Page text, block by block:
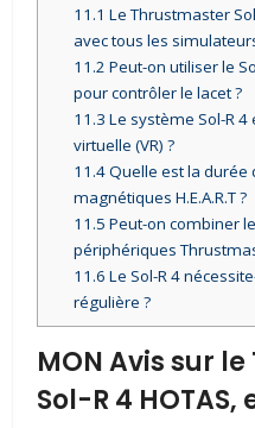
11.1 Le Thrustmaster
avec tous les
11.2 Peut-on utiliser le
pour contrôler le lacet ?
11.3 Le système Sol-R
virtuelle (VR) ?
11.4Quelle est la durée
magnétiques H.E.A.R.T ?
11.5 Peut-on combiner
périphériques
11.6 Le Sol-R 4
régulière ?
MON Avis sur
Sol-R 4 HOTAS,